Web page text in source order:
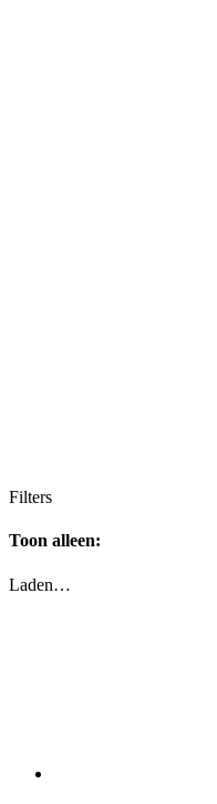
Filters
Toon alleen:
Laden…